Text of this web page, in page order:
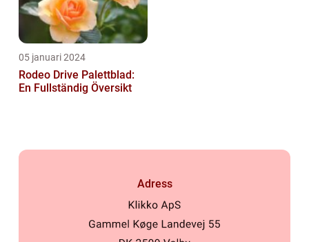
05 januari 2024
Rodeo Drive Palettblad:
En Fullständig Översikt
Adress